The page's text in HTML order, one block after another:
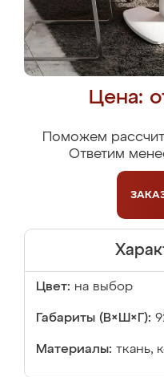
Цена:
Поможем
Ответим
Цвет: на выбор
Габариты (В×Ш×Г):
Материалы: ткань,